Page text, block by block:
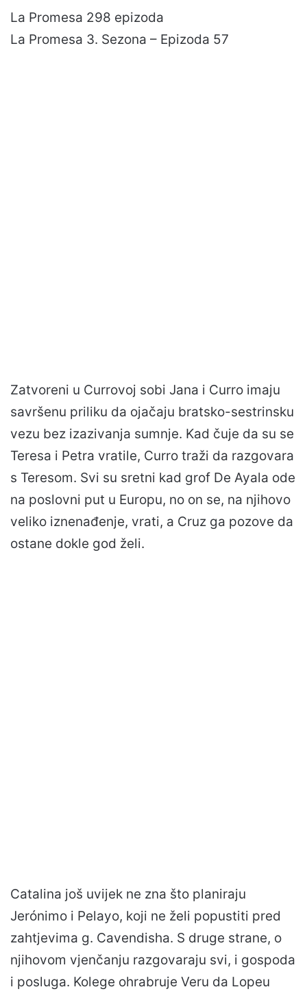
La Promesa 298 epizoda
La Promesa 3. Sezona – Epizoda 57
Zatvoreni u Currovoj sobi Jana i Curro imaju
savršenu priliku da ojačaju bratsko-sestrinsku
vezu bez izazivanja sumnje. Kad čuje da su se
Teresa i Petra vratile, Curro traži da razgovara
s Teresom. Svi su sretni kad grof De Ayala ode
na poslovni put u Europu, no on se, na njihovo
veliko iznenađenje, vrati, a Cruz ga pozove da
ostane dokle god želi.
Catalina još uvijek ne zna što planiraju
Jerónimo i Pelayo, koji ne želi popustiti pred
zahtjevima g. Cavendisha. S druge strane, o
njihovom vjenčanju razgovaraju svi, i gospoda
i posluga. Kolege ohrabruje Veru da Lopeu